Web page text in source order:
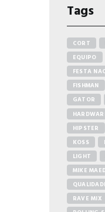
Tags
CORT
EQUIPO
FESTA
FISHMAN
GATOR
HIPSTER
KOSS
LIGHT
MIKE
RAVE MIX